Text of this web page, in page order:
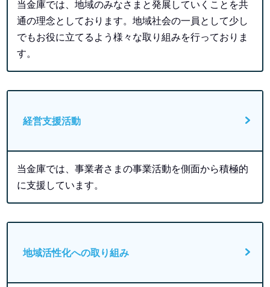
当金庫では、地域のみなさまと発展していくことを共
通の理念としております。地域社会の一員として少し
でもお役に立てるよう様々な取り組みを行っておりま
す。
経営支援活動
当金庫では、事業者さまの事業活動を側面から積極的
に支援しています。
地域活性化への取り組み